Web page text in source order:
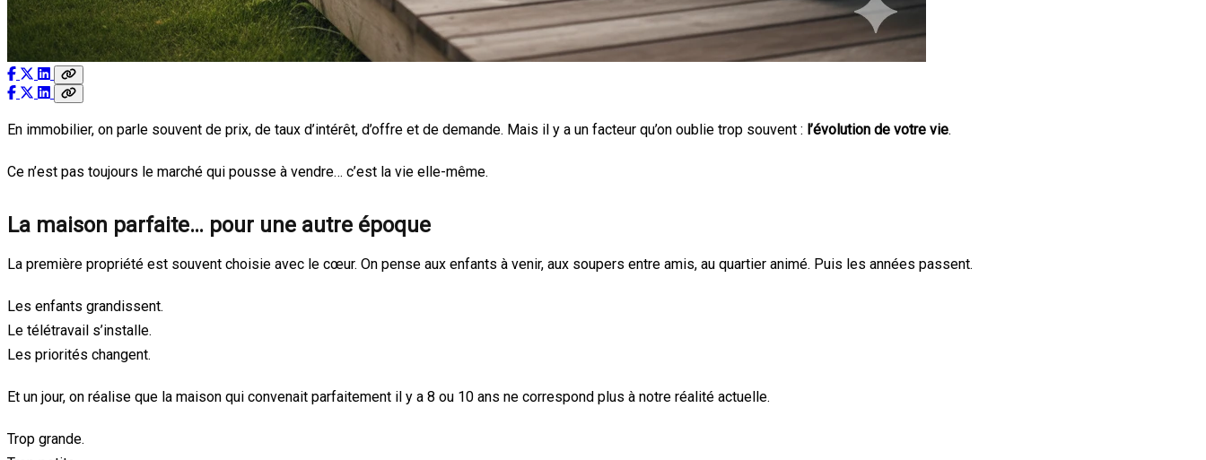
En immobilier, on parle souvent de prix, de taux d’intérêt, d’offre et de demande. Mais il y a un facteur qu’on oublie trop souvent : l’évolution de votre vie.
Ce n’est pas toujours le marché qui pousse à vendre… c’est la vie elle-même.
La maison parfaite… pour une autre époque
La première propriété est souvent choisie avec le cœur. On pense aux enfants à venir, aux soupers entre amis, au quartier animé. Puis les années passent.
Les enfants grandissent.
Le télétravail s’installe.
Les priorités changent.
Et un jour, on réalise que la maison qui convenait parfaitement il y a 8 ou 10 ans ne correspond plus à notre réalité actuelle.
Trop grande.